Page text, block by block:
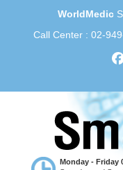
WorldMedic
Call Center : 02-
Monday - Friday